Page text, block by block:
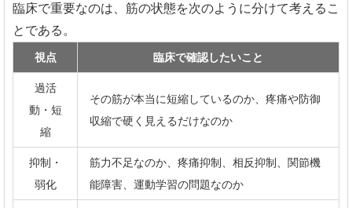
臨床で重要なのは、筋の状態を次のように分けて考えるこ
とである。
視点 臨床で確認したいこと
過活
動・短
縮
その筋が本当に短縮しているのか、疼痛や防御
収縮で硬く見えるだけなのか
抑制・
弱化
筋力不足なのか、疼痛抑制、相反抑制、関節機
能障害、運動学習の問題なのか